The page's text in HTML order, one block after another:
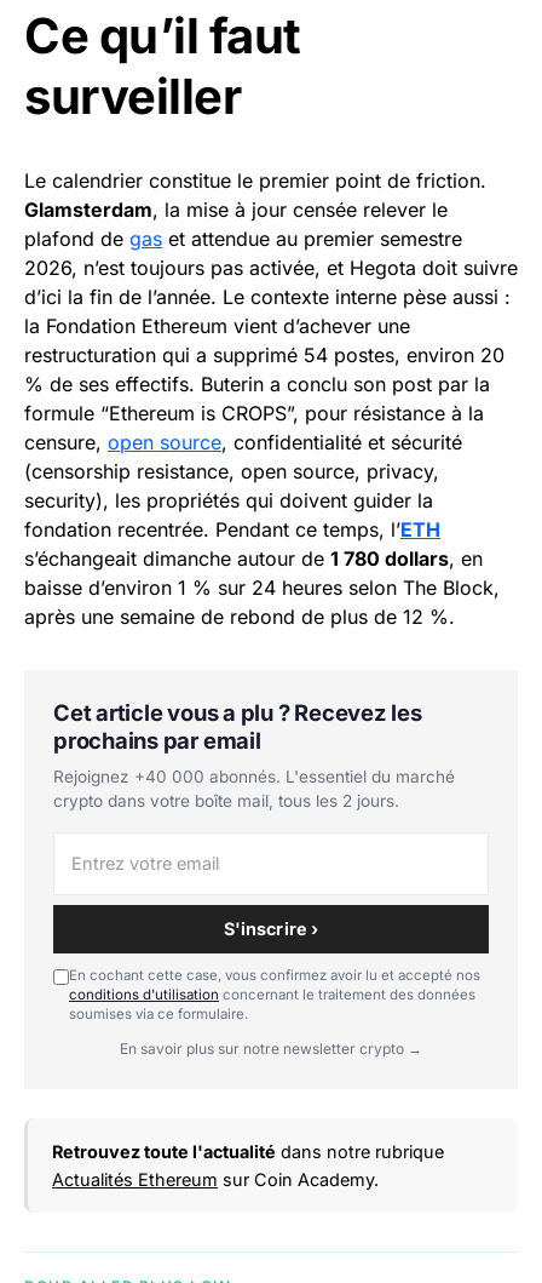
Ce qu’il faut
surveiller
Le calendrier constitue le premier point de friction.
Glamsterdam, la mise à jour censée relever le
plafond de gas et attendue au premier semestre
2026, n’est toujours pas activée, et Hegota doit suivre
d’ici la fin de l’année. Le contexte interne pèse aussi :
la Fondation Ethereum vient d’achever une
restructuration qui a supprimé 54 postes, environ 20
% de ses effectifs. Buterin a conclu son post par la
formule “Ethereum is CROPS”, pour résistance à la
censure, open source, confidentialité et sécurité
(censorship resistance, open source, privacy,
security), les propriétés qui doivent guider la
fondation recentrée. Pendant ce temps, l’ETH
s’échangeait dimanche autour de 1 780 dollars, en
baisse d’environ 1 % sur 24 heures selon The Block,
après une semaine de rebond de plus de 12 %.
Cet article vous a plu ? Recevez les
prochains par email
Rejoignez +40 000 abonnés. L'essentiel du marché
crypto dans votre boîte mail, tous les 2 jours.
S'inscrire ›
En cochant cette case, vous confirmez avoir lu et accepté nos
conditions d'utilisation concernant le traitement des données
soumises via ce formulaire.
En savoir plus sur notre newsletter crypto →
Retrouvez toute l'actualité dans notre rubrique
Actualités Ethereum sur Coin Academy.